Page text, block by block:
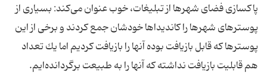
پاكسازی فضای شهرها از تبلیغات، خوب عنوان می‌كند: بسیاری از
پوسترهای شهرها را كاندیداها خودشان جمع كردند و برخی از این
پوسترها كه قابل بازیافت بوده آنها را بازیافت كردیم اما یك تعداد